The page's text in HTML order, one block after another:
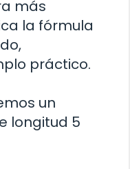
más
la fórmula
práctico.
un
longitud 5